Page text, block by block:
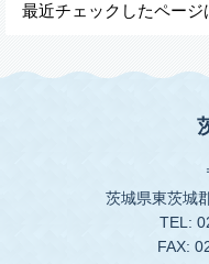
最近チェックしたページ
茨城県東茨城
TEL:
FAX: